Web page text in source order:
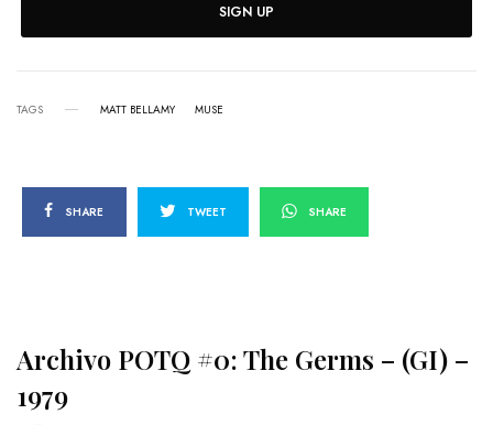
SIGN UP
TAGS MATT BELLAMY MUSE
SHARE TWEET SHARE
Archivo POTQ #0: The Germs – (GI) –
1979